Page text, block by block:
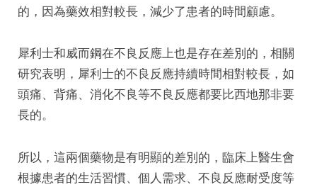
的，因為藥效相對較長，減少了患者的時間顧慮。
犀利士和威而鋼在不良反應上也是存在差別的，相關
研究表明，犀利士的不良反應持續時間相對較長，如
頭痛、背痛、消化不良等不良反應都要比西地那非要
長的。
所以，這兩個藥物是有明顯的差別的，臨床上醫生會
根據患者的生活習慣、個人需求、不良反應耐受度等